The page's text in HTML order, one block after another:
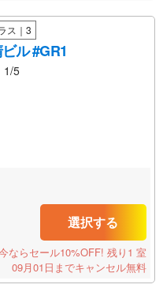
ス｜3
ル #GR1
1/5
選択する
ならセール10%OFF! 残り1 室
09月01日までキャンセル無料